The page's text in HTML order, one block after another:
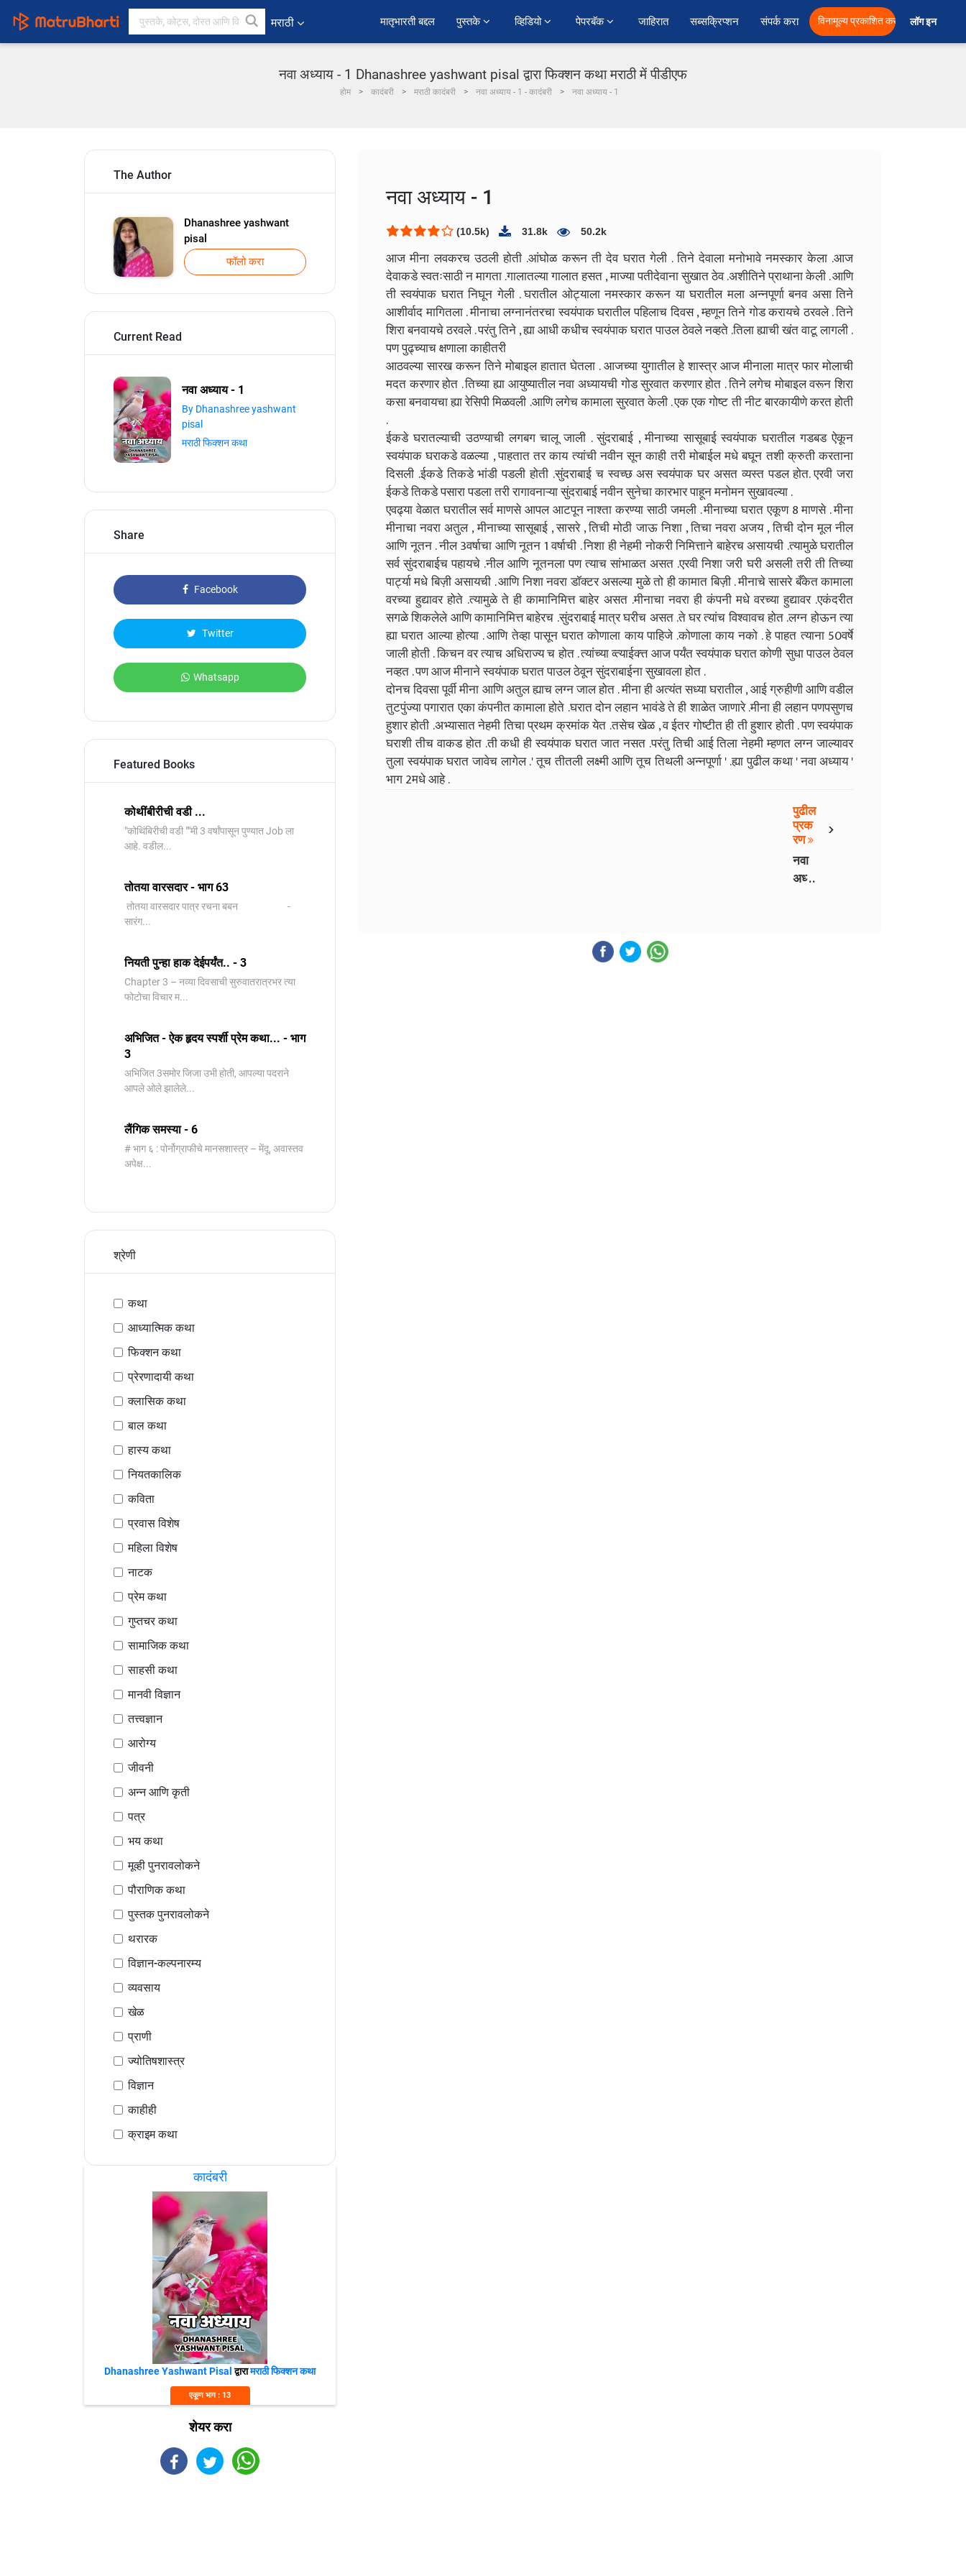
मराठी ﻿मातृभारती बद्दल पुस्तके व्हिडियो पेपरबॅक जाहिरात सब्सक्रिप्शन संपर्क करा विनामूल्य प्रकाशित करा लॉग इन
नवा अध्याय - 1 Dhanashree yashwant pisal द्वारा फिक्शन कथा मराठी में पीडीएफ
होम कादंबरी मराठी कादंबरी नवा अध्याय - 1 - कादंबरी नवा अध्याय - 1
The Author
Dhanashree yashwant
pisal
फॉलो करा
Current Read
नवा अध्याय - 1
By Dhanashree yashwant
pisal
मराठी फिक्शन कथा
Share
Facebook
Twitter
Whatsapp
Featured Books
कोथींबीरीची वडी ...
"कोथिंबिरीची वडी ""मी 3 वर्षांपासून पुण्यात Job ला
आहे. वडील...
तोतया वारसदार - भाग 63
तोतया वारसदार पात्र रचना बबन -
सारंग...
नियती पुन्हा हाक देईपर्यंत.. - 3
Chapter 3 – नव्या दिवसाची सुरुवातरात्रभर त्या
फोटोचा विचार म...
अभिजित - ऐक हृदय स्पर्शी प्रेम कथा... - भाग
3
️अभिजित ️3समोर जिजा उभी होती, आपल्या पदराने
आपले ओले झालेले...
लैंगिक समस्या - 6
# भाग ६ : पोर्नोग्राफीचे मानसशास्त्र – मेंदू, अवास्तव
अपेक्ष...
श्रेणी
कथा
आध्यात्मिक कथा
फिक्शन कथा
प्रेरणादायी कथा
क्लासिक कथा
बाल कथा
हास्य कथा
नियतकालिक
कविता
प्रवास विशेष
महिला विशेष
नाटक
प्रेम कथा
गुप्तचर कथा
सामाजिक कथा
साहसी कथा
मानवी विज्ञान
तत्त्वज्ञान
आरोग्य
जीवनी
अन्न आणि कृती
पत्र
भय कथा
मूव्ही पुनरावलोकने
पौराणिक कथा
पुस्तक पुनरावलोकने
थरारक
विज्ञान-कल्पनारम्य
व्यवसाय
खेळ
प्राणी
ज्योतिषशास्त्र
विज्ञान
काहीही
क्राइम कथा
कादंबरी
Dhanashree Yashwant Pisalद्वारामराठी फिक्शन कथा
एकूण भाग : 13
शेयर करा
नवा अध्याय - 1
(10.5k) 31.8k 50.2k
आज मीना लवकरच उठली होती .आंघोळ करून ती देव घरात गेली . तिने देवाला मनोभावे नमस्कार केला .आज
देवाकडे स्वतःसाठी न मागता .गालातल्या गालात हसत , माज्या पतीदेवाना सुखात ठेव .अशीतिने प्राथाना केली . आणि
ती स्वयंपाक घरात निघून गेली . घरातील ओट्याला नमस्कार करून या घरातील मला अन्नपूर्णा बनव असा तिने
आशीर्वाद मागितला .मीनाचा लग्नानंतरचा स्वयंपाक घरातील पहिलाच दिवस , म्हणून तिने गोड करायचे ठरवले . तिने
शिरा बनवायचे ठरवले . परंतु तिने , ह्या आधी कधीच स्वयंपाक घरात पाउल ठेवले नव्हते .तिला ह्याची खंत वाटू लागली .
पण पुढ्च्याच क्षणाला काहीतरी
आठवल्या सारख करून तिने मोबाइल हातात घेतला . आजच्या युगातील हे शास्त्र आज मीनाला मात्र फार मोलाची
मदत करणार होत . तिच्या ह्या आयुष्यातील नवा अध्यायची गोड सुरवात करणार होत . तिने लगेच मोबाइल वरून शिरा
कसा बनवायचा ह्या रेसिपी मिळवली .आणि लगेच कामाला सुरवात केली . एक एक गोष्ट ती नीट बारकायीणे करत होती
.
ईकडे घरातल्याची उठण्याची लगबग चालू जाली . सुंदराबाई , मीनाच्या सासूबाई स्वयंपाक घरातील गडबड ऐकून
स्वयंपाक घराकडे वळल्या , पाहतात तर काय त्यांची नवीन सून काही तरी मोबाईल मधे बघून तशी क्रुती करताना
दिसली .ईकडे तिकडे भांडी पडली होती .सुंदराबाई च स्वच्छ अस स्वयंपाक घर असत व्यस्त पडल होत. एरवी जरा
ईकडे तिकडे पसारा पडला तरी रागावनाऱ्या सुंदराबाई नवीन सुनेचा कारभार पाहून मनोमन सुखावल्या .
एवढ्या वेळात घरातील सर्व माणसे आपल आटपून नाश्ता करण्या साठी जमली . मीनाच्या घरात एकूण 8 माणसे . मीना
मीनाचा नवरा अतुल , मीनाच्या सासूबाई , सासरे , तिची मोठी जाऊ निशा , तिचा नवरा अजय , तिची दोन मूल नील
आणि नूतन . नील 3वर्षाचा आणि नूतन 1 वर्षाची . निशा ही नेहमी नोकरी निमित्ताने बाहेरच असायची .त्यामुळे घरातील
सर्व सुंदराबाईच पहायचे .नील आणि नूतनला पण त्याच सांभाळत असत .एरवी निशा जरी घरी असली तरी ती तिच्या
पार्ट्या मधे बिज़ी असायची . आणि निशा नवरा डॉक्टर असल्या मुळे तो ही कामात बिज़ी . मीनाचे सासरे बँकेत कामाला
वरच्या हुद्यावर होते .त्यामुळे ते ही कामानिमित्त बाहेर असत .मीनाचा नवरा ही कंपनी मधे वरच्या हुद्यावर .एकंदरीत
सगळे शिकलेले आणि कामानिमित्त बाहेरच .सुंदराबाई मात्र घरीच असत .ते घर त्यांच विश्वावच होत .लग्न होऊन त्या
ह्या घरात आल्या होत्या . आणि तेव्हा पासून घरात कोणाला काय पाहिजे .कोणाला काय नको . हे पाहत त्याना 50वर्षे
जाली होती . किचन वर त्याच अधिराज्य च होत . त्यांच्या व्त्याईक्त्त आज पर्यंत स्वयंपाक घरात कोणी सुधा पाउल ठेवल
नव्हत . पण आज मीनाने स्वयंपाक घरात पाउल ठेवून सुंदराबाईना सुखावला होत .
दोनच दिवसा पूर्वी मीना आणि अतुल ह्याच लग्न जाल होत . मीना ही अत्यंत सध्या घरातील , आई ग्रुहीणी आणि वडील
तुटपुंज्या पगारात एका कंपनीत कामाला होते .घरात दोन लहान भावंडे ते ही शाळेत जाणारे .मीना ही लहान पणपसुणच
हुशार होती .अभ्यासात नेहमी तिचा प्रथम क्रमांक येत .तसेच खेळ , व ईतर गोष्टीत ही ती हुशार होती . पण स्वयंपाक
घराशी तीच वाकड होत .ती कधी ही स्वयंपाक घरात जात नसत .परंतु तिची आई तिला नेहमी म्हणत लग्न जाल्यावर
तुला स्वयंपाक घरात जावेच लागेल .' तूच तीतली लक्ष्मी आणि तूच तिथली अन्नपूर्णा ' .ह्या पुढील कथा ' नवा अध्याय '
भाग 2मधे आहे .
›
पुढील
प्रक
रण
नवा
अध्या